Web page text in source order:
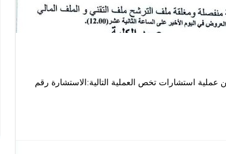
عملية استشارات تخص العملية التالية:الاستشارة رقم